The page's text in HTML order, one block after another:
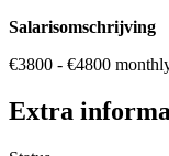
Salarisomschrijving
€3800 - €4800
Extra